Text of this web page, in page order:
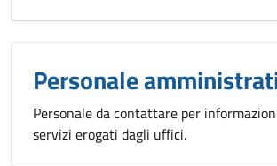
Personale
Personale da contattare per
servizi erogati dagli uffici.